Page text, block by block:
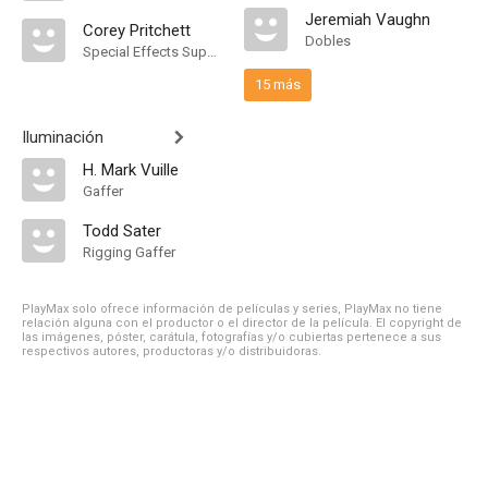
Corey Pritchett
Special Effects Supervisor
Iluminación
H. Mark Vuille
Gaffer
Todd Sater
Rigging Gaffer
Jeremiah Vaughn
Dobles
15 más
PlayMax solo ofrece información de películas y series, PlayMax no tiene
relación alguna con el productor o el director de la película. El copyright de
las imágenes, póster, carátula, fotografías y/o cubiertas pertenece a sus
respectivos autores, productoras y/o distribuidoras.